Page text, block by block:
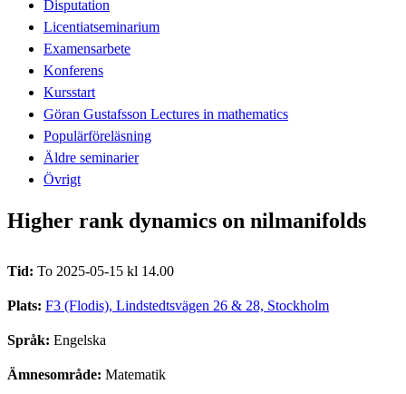
Disputation
Licentiatseminarium
Examensarbete
Konferens
Kursstart
Göran Gustafsson Lectures in mathematics
Populärföreläsning
Äldre seminarier
Övrigt
Higher rank dynamics on nilmanifolds
Tid: To 2025-05-15 kl 14.00
Plats: F3 (Flodis), Lindstedtsvägen 26 & 28, Stockholm
Språk: Engelska
Ämnesområde: Matematik